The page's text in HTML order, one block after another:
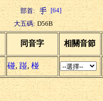
部首: [64]
大五碼: D56B
同音字 相關音節
碰, 踫, 椪